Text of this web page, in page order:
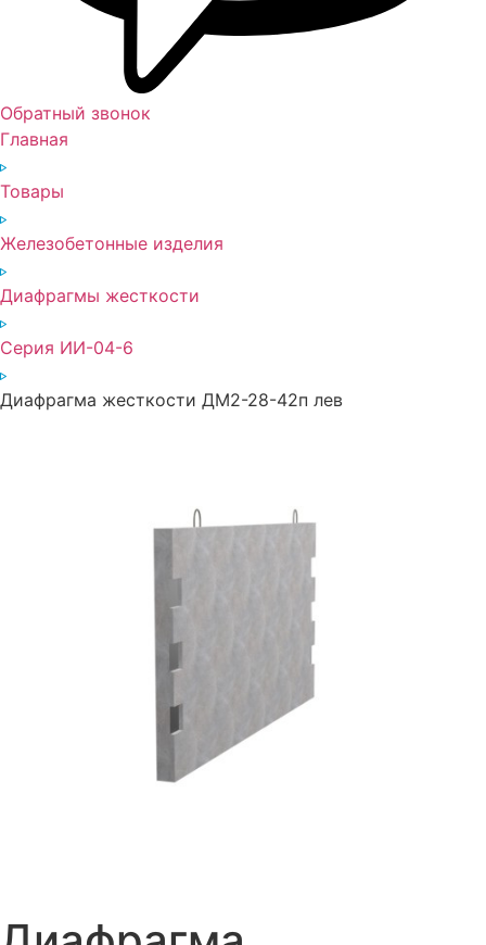
Обратный звонок
Главная
Товары
Железобетонные изделия
Диафрагмы жесткости
Серия ИИ-04-6
Диафрагма жесткости ДМ2-28-42п лев